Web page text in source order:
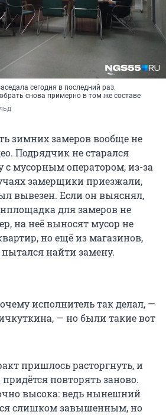
сегодня в последний раз.
снова примерно в том же составе
зимних замеров вообще не
Подрядчик не старался
с мусорным оператором, из-за
замерщики приезжали,
вывезен. Если он выяснял,
для замеров не
на неё выносят мусор не
но ещё из магазинов,
пытался найти замену.
исполнитель так делал, —
— но были такие вот
пришлось расторгнуть, и
повторять заново.
высока: ведь нынешний
слишком завышенным, но